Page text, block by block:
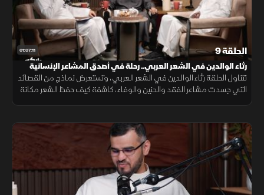
01:07:11 الحلقة 9
رثاء الوالدين في الشعر العربي.. رحلة في أصدق المشاعر الإنسانية
تتناول الحلقة رثاء الوالدين في الشعر العربي، وتستعرض نماذج من القصائد
التي جسدت مشاعر الفقد والحنين والوفاء، كاشفة كيف حفظ الشعر مكانة